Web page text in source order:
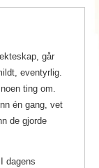
går
eventyrlig.
ting om.
én gang, vet
de gjorde
dagens